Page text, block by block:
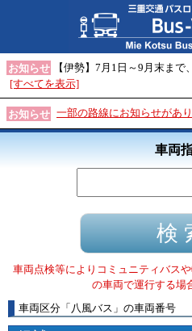
お知らせ
【伊勢】7月1日～9月末ま
[すべてを表示]
お知らせ 一部の路線にお知らせがあ
車両
車両点検等によりコミュニティバス
の車両で運行する場
車両区分 「 八風バス 」 の車両番号